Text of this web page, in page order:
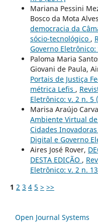
Mariana Pessini
Bosco da Mota
democracia da
sócio-tecnológico ,
Governo Eletrônico:
Paloma Maria
Giovani de Paula,
Portais de Justiça
métrica Lefis ,
Eletrônico: v. 2 n. 5
Marisa Araújo
Ambiente Virtual
Cidades
Digital e Governo
Aires José Rover,
DESTA EDIÇÃO ,
Eletrônico: v. 2 n.
1 2 3 4 5 > >>
Open Journal Systems